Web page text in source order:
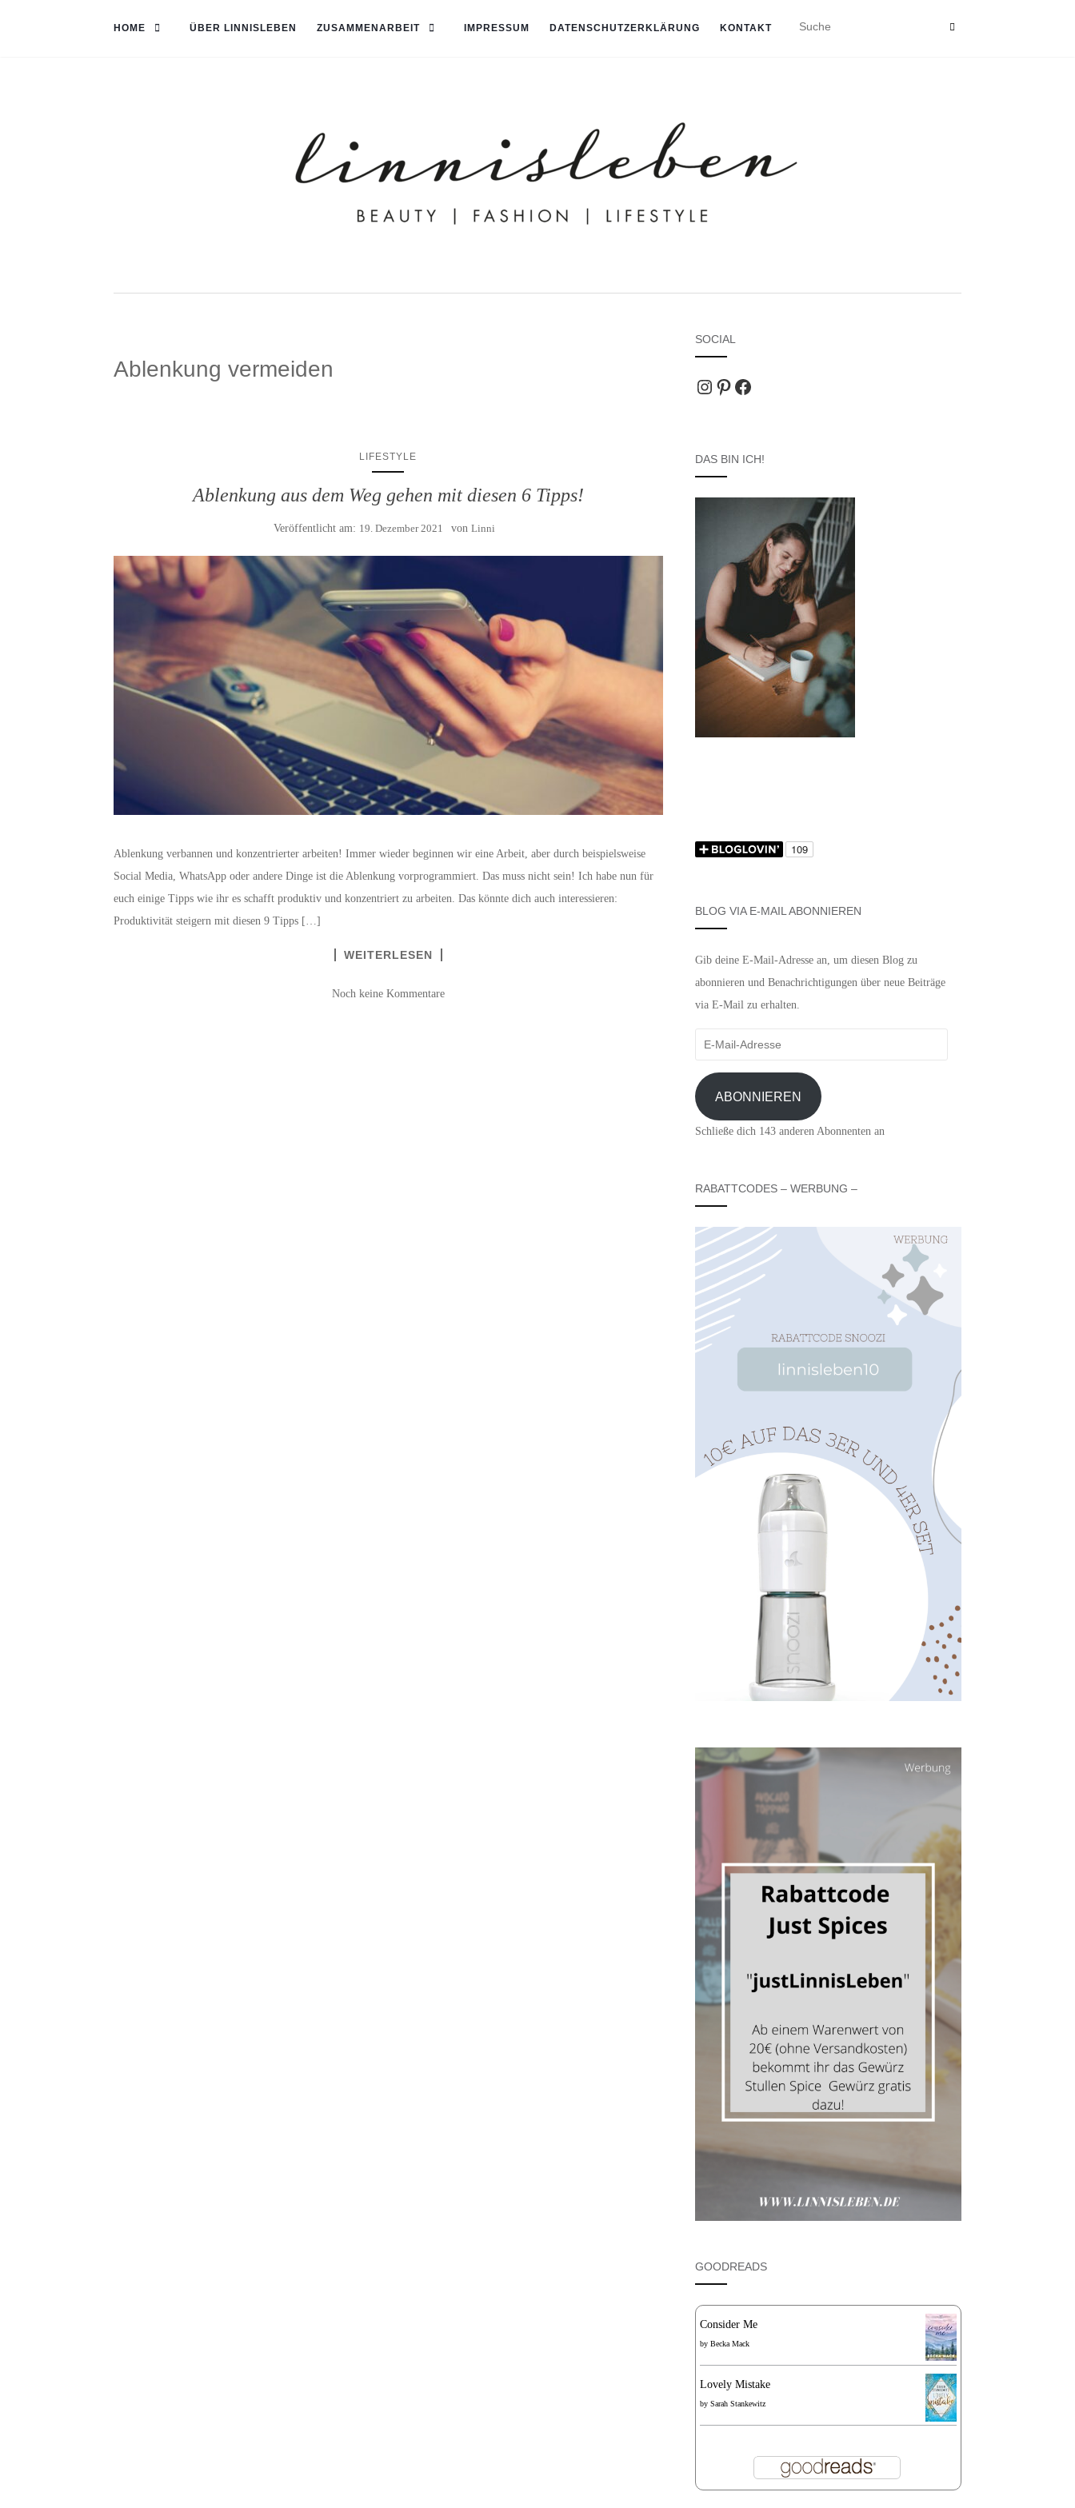
HOME ÜBER LINNISLEBEN ZUSAMMENARBEIT IMPRESSUM DATENSCHUTZERKLÄRUNG KONTAKT
Ablenkung vermeiden
LIFESTYLE
Ablenkung aus dem Weg gehen mit diesen 6 Tipps!
Veröffentlicht am: 19. Dezember 2021 von Linni
Ablenkung verbannen und konzentrierter arbeiten! Immer wieder beginnen wir eine Arbeit, aber durch beispielsweise
Social Media, WhatsApp oder andere Dinge ist die Ablenkung vorprogrammiert. Das muss nicht sein! Ich habe nun für
euch einige Tipps wie ihr es schafft produktiv und konzentriert zu arbeiten. Das könnte dich auch interessieren:
Produktivität steigern mit diesen 9 Tipps […]
WEITERLESEN
Noch keine Kommentare
SOCIAL
Instagram
PinterestFacebook
DAS BIN ICH!
BLOG VIA E-MAIL ABONNIEREN
Gib deine E-Mail-Adresse an, um diesen Blog zu
abonnieren und Benachrichtigungen über neue Beiträge
via E-Mail zu erhalten.
E-
Adresse
ABONNIEREN
Schließe dich 143 anderen Abonnenten an
RABATTCODES – WERBUNG –
GOODREADS
Consider Me
by Becka Mack
Lovely Mistake
by Sarah Stankewitz